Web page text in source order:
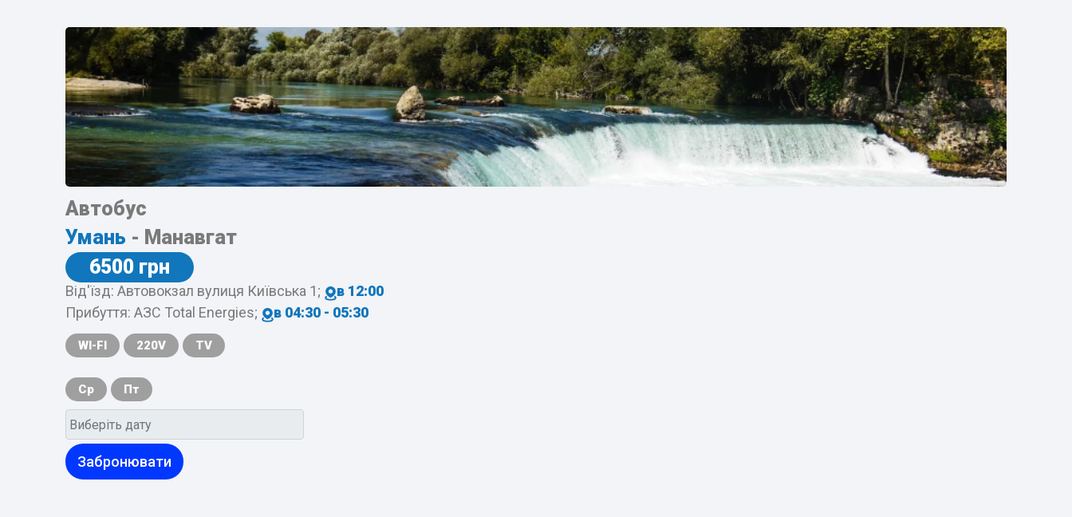
Автобус
Умань - Манавгат
6500 грн
Від'їзд: Автовокзал вулиця Київська 1;
в 12:00
Прибуття: АЗС Total Energies;
в 04:30 - 05:30
WI-FI 220V TV
Ср Пт
Забронювати